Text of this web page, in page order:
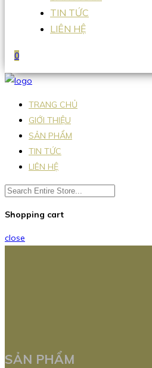
TIN TỨC
LIÊN HỆ
0
TRANG CHỦ
GIỚI THIỆU
SẢN PHẨM
TIN TỨC
LIÊN HỆ
Shopping cart
close
SẢN PHẨM